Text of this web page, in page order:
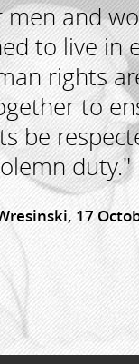
men and
to live in
rights
to
be
duty."
17